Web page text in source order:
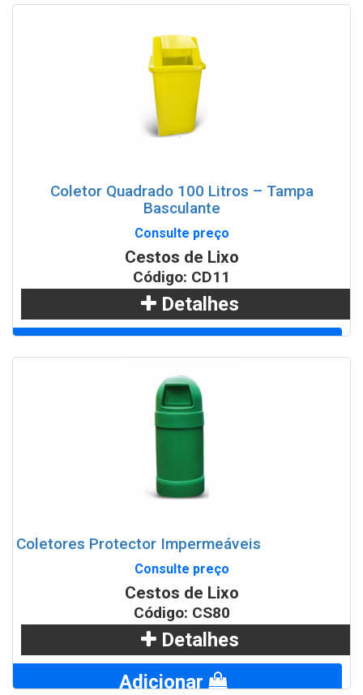
Coletor Quadrado 100 Litros – Tampa
Basculante
Consulte preço
Cestos de Lixo
Código: CD11
Detalhes
WhatsApp
Coletores Protector Impermeáveis
Consulte preço
Cestos de Lixo
Código: CS80
Detalhes
Adicionar